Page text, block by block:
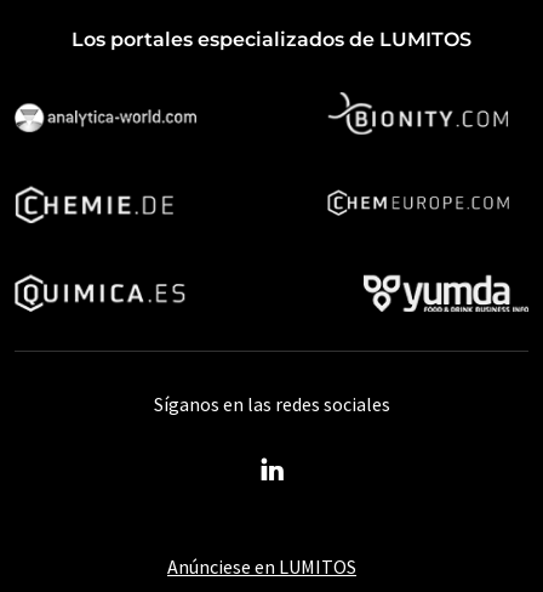
Los portales especializados de LUMITOS
Anúnciese en LUMITOS
Síganos en las redes sociales